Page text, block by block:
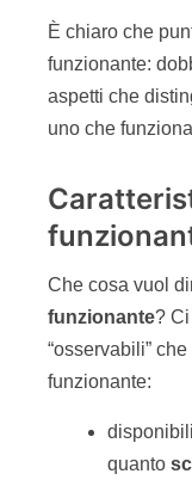
È chiaro che
funzionante:
aspetti che
uno che
Che cosa vuol
funzionante?
“osservabili”
funzionante:
quanto